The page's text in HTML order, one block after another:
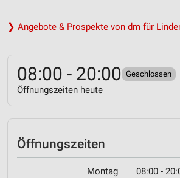
❯ Angebote & Prospekte von dm für
08:00 - 20:00 Geschlossen
Öffnungszeiten heute
Öffnungszeiten
Montag 08:00 -